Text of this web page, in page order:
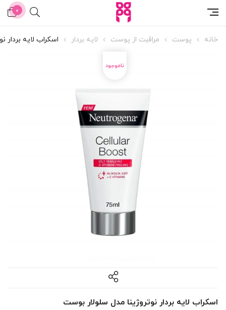
0
خانه پوست مراقبت از پوست لایه بردار اسکراب لایه بردار
اسکراب لایه بردار نوتروژینا مدل سلولار بوست